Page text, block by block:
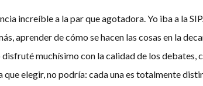
increíble a la par que agotadora. Yo iba a la
aprender de cómo se hacen las cosas en la
muchísimo con la calidad de los
elegir, no podría: cada una es totalmente